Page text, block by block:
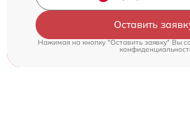
Оставить
Нажимая на кнопку "Оставить заявку" Вы